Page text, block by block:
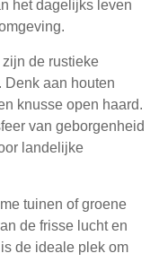
het dagelijks leven
de rustieke
Denk aan houten
knusse open haard.
van geborgenheid
landelijke
tuinen of groene
de frisse lucht en
de ideale plek om